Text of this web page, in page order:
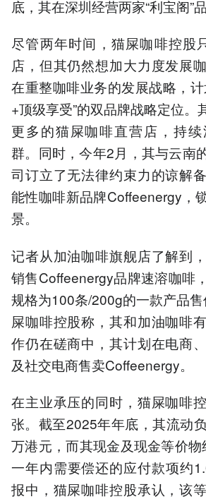
底，其在深圳经营两家“利宝阁”
尽管两年时间，猫屎咖啡控股
店，但其仍然想加大力度发展
在重整咖啡业务的发展战略，
+顶级享受”的双品牌战略定位。
更多的猫屎咖啡直营店，持
群。同时，今年2月，其与云南
司订立了无法律约束力的谅解
能性咖啡新品牌Coffeenergy，
景。
记者从加油咖啡旗舰店了解到
销售Coffeenergy品牌速溶咖啡
规格为100条/200g的一款产品
屎咖啡控股称，其和加油咖啡
作仍在磋商中，其计划在电商
及社交电商售卖Coffeenergy。
在主业承压的同时，猫屎咖啡
张。截至2025年年底，其流动
万港元，而其现金及现金等价物
一年内需要偿还的应付款项约
报中，猫屎咖啡控股承认，该